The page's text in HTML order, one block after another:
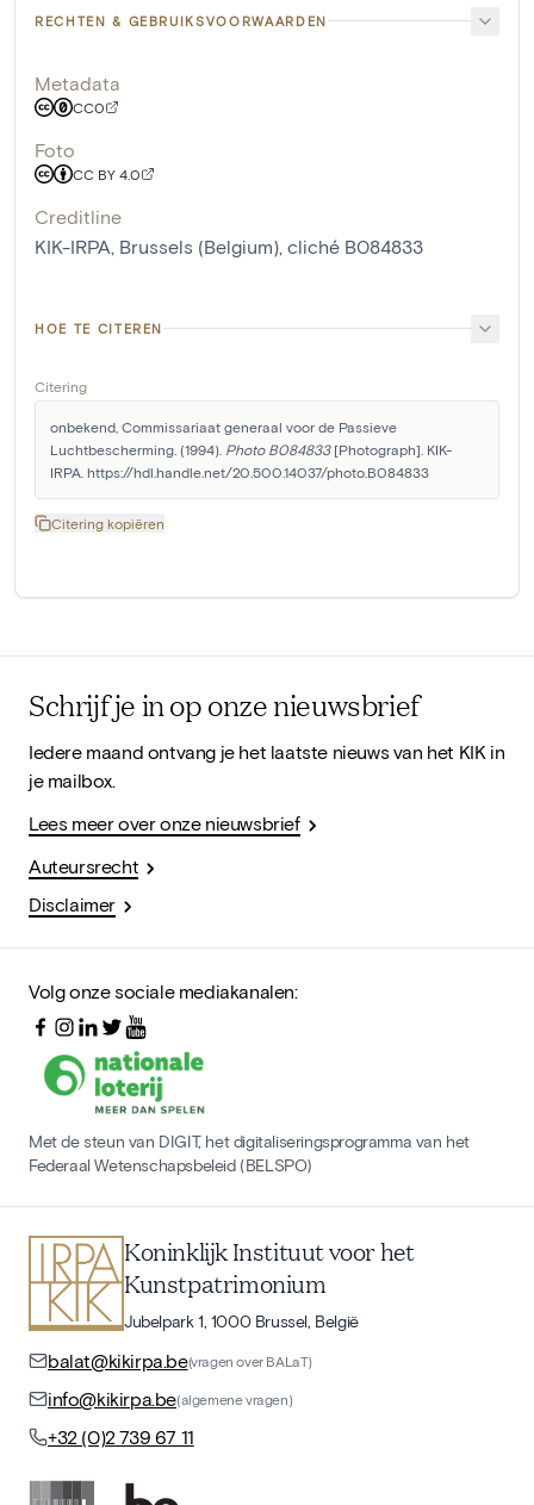
RECHTEN & GEBRUIKSVOORWAARDEN
Metadata
CC0
Foto
CC BY 4.0
Creditline
KIK-IRPA, Brussels (Belgium), cliché B084833
HOE TE CITEREN
Citering
onbekend, Commissariaat generaal voor de Passieve
Luchtbescherming. (1994). Photo B084833 [Photograph]. KIK-
IRPA. https://hdl.handle.net/20.500.14037/photo.B084833
Citering kopiëren
Schrijf je in op onze nieuwsbrief
Iedere maand ontvang je het laatste nieuws van het KIK in
je mailbox.
Lees meer over onze nieuwsbrief
Auteursrecht
Disclaimer
Volg onze sociale mediakanalen:
Met de steun van DIGIT, het digitaliseringsprogramma van het
Federaal Wetenschapsbeleid (BELSPO)
Koninklijk Instituut voor het
Kunstpatrimonium
Jubelpark 1, 1000 Brussel, België
balat@kikirpa.be(vragen over BALaT)
info@kikirpa.be(algemene vragen)
+32 (0)2 739 67 11